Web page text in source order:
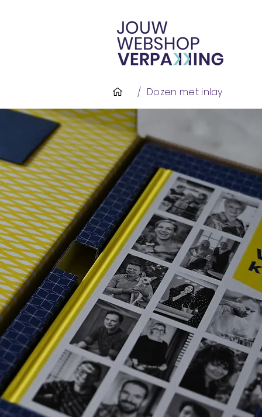
/ Dozen met inlay